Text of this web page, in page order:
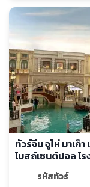
ทัวร์จีน จูไห่ มาเก๊
โบสถ์เซนต์ปอล โ
รหัสทัวร์